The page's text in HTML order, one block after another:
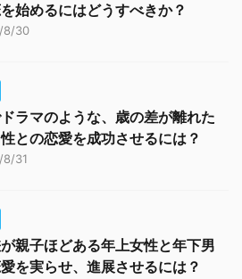
始めるにはどうすべきか？
8/30
ラマのような、歳の差が離れた
との恋愛を成功させるには？
31
親子ほどある年上女性と年下男
を実らせ、進展させるには？